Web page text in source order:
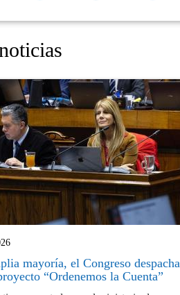
mayoría, el Congreso despacha
“Ordenemos la Cuenta”